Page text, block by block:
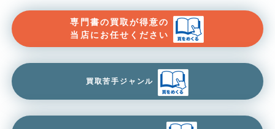
専門書の買取が得意の
当店にお任せください
買取苦手ジャンル